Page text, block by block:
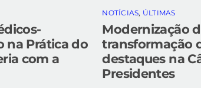
na Prática do
com a
NOTÍCIAS, ÚLTIMAS
Modernização
transformação
destaques na
Presidentes